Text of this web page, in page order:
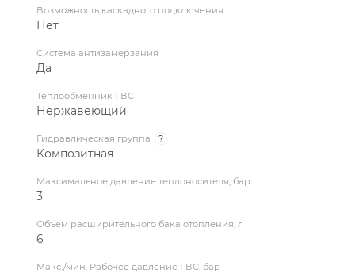
Возможность каскадного подключения
Нет
Система антизамерзания
Да
Теплообменник ГВС
Нержавеющий
Гидравлическая группа ?
Композитная
Максимальное давление теплоносителя, бар
3
Объем расширительного бака отопления, л
6
Макс./мин. Рабочее давление ГВС, бар